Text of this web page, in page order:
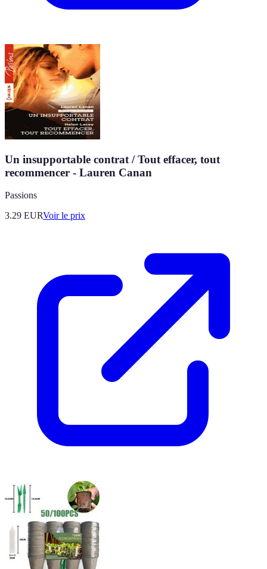
Un insupportable contrat / Tout effacer, tout
recommencer - Lauren Canan
Passions
3.29 EURVoir le prix